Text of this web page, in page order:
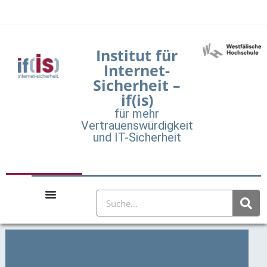
Institut für
Internet-
Sicherheit –
if(is)
für mehr
Vertrauenswürdigkeit
und IT-Sicherheit